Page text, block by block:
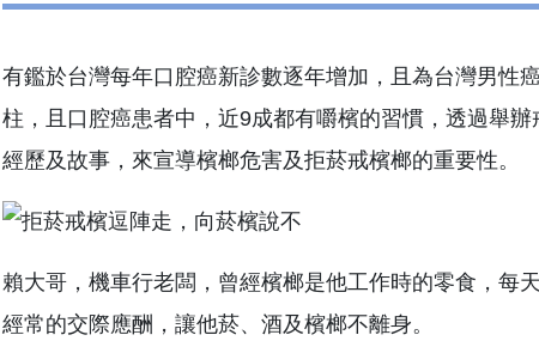
有鑑於台灣每年口腔癌新診數逐年增加，且為台灣男性
柱，且口腔癌患者中，近9成都有嚼檳的習慣，透過舉
經歷及故事，來宣導檳榔危害及拒菸戒檳榔的重要性。
賴大哥，機車行老闆，曾經檳榔是他工作時的零食，每
經常的交際應酬，讓他菸、酒及檳榔不離身。